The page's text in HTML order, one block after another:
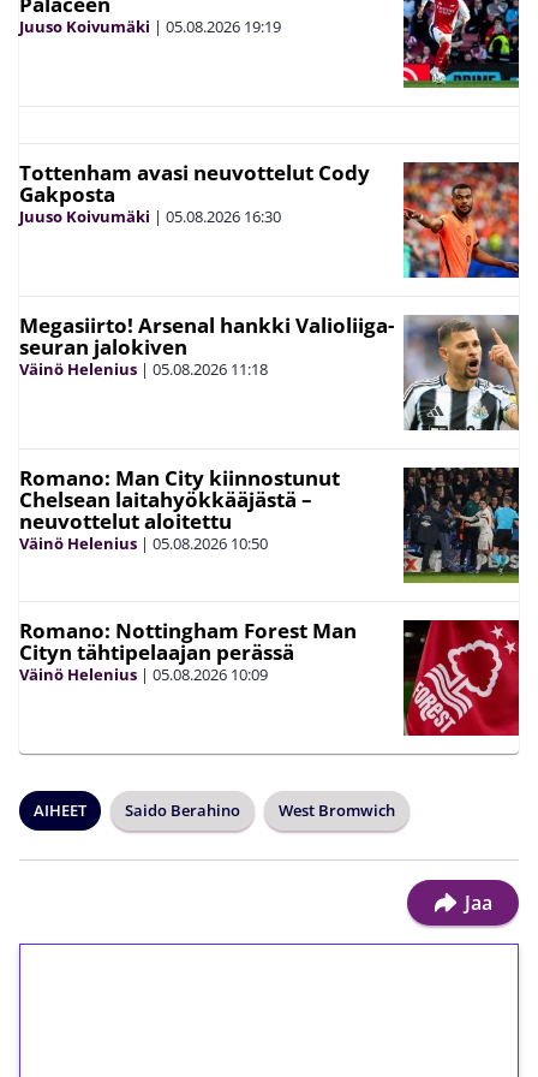
Juuso Koivumäki | 05.08.2026 19:19
Tottenham avasi neuvottelut Cody
Gakposta
Juuso Koivumäki | 05.08.2026 16:30
Megasiirto! Arsenal hankki Valioliiga-
seuran jalokiven
Väinö Helenius | 05.08.2026 11:18
Romano: Man City kiinnostunut
Chelsean laitahyökkääjästä –
neuvottelut aloitettu
Väinö Helenius | 05.08.2026 10:50
Romano: Nottingham Forest Man
Cityn tähtipelaajan perässä
Väinö Helenius | 05.08.2026 10:09
AIHEET Saido Berahino West Bromwich
Jaa